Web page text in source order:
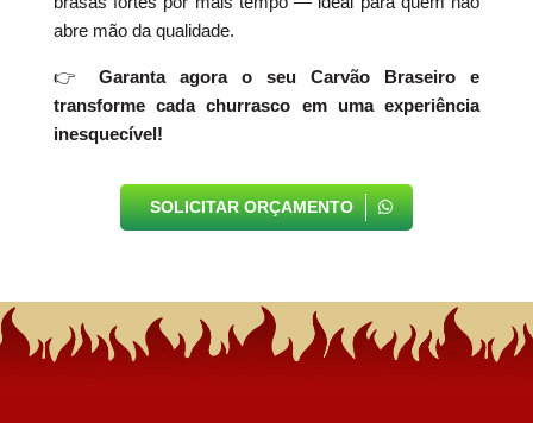
abre mão da qualidade.
👉
Garanta agora o seu Carvão Braseiro e
transforme cada churrasco em uma experiência
inesquecível!
SOLICITAR ORÇAMENTO